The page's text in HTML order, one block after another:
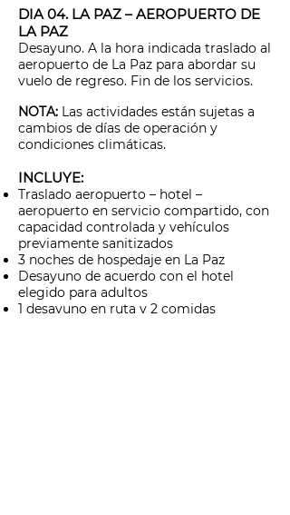
DIA 04. LA PAZ – AEROPUERTO DE
LA PAZ
Desayuno. A la hora indicada traslado al
aeropuerto de La Paz para abordar su
vuelo de regreso. Fin de los servicios.
NOTA: Las actividades están sujetas a
cambios de días de operación y
condiciones climáticas.
INCLUYE:
Traslado aeropuerto – hotel –
aeropuerto en servicio compartido, con
capacidad controlada y vehículos
previamente sanitizados
3 noches de hospedaje en La Paz
Desayuno de acuerdo con el hotel
elegido para adultos
1 desayuno en ruta y 2 comidas